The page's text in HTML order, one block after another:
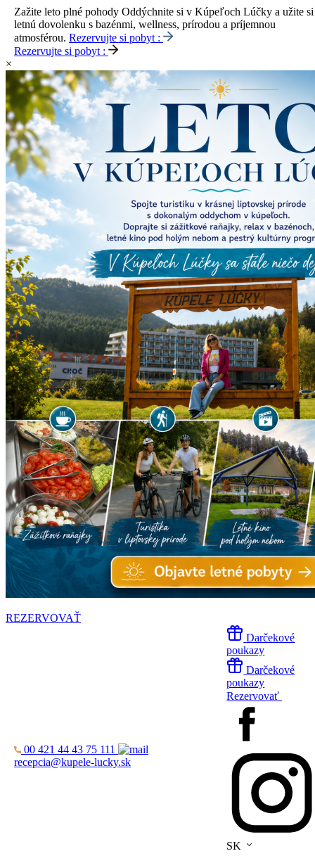
Zažite leto plné pohody Oddýchnite si v Kúpeľoch Lúčky a užite si
letnú dovolenku s bazénmi, wellness, prírodou a príjemnou
atmosférou. Rezervujte si pobyt :
Rezervujte si pobyt :
×
REZERVOVAŤ
00 421 44 43 75 111
recepcia@kupele-lucky.sk
Darčekové
poukazy
Darčekové
poukazy
Rezervovať
SK